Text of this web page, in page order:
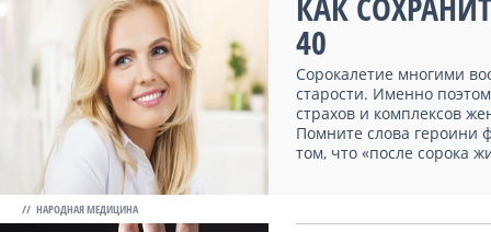
40
Сорокалетие многими
старости. Именно
страхов и комплексов
Помните слова героини
том, что «после сорока
// НАРОДНАЯ МЕДИЦИНА